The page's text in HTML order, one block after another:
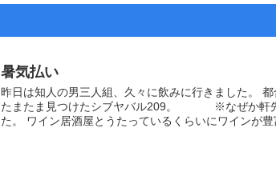
暑気払い
昨日は知人の男三人組、久々に飲みに行きました。
たまたま見つけたシブヤバル209。 ※なぜか軒先
た。 ワイン居酒屋とうたっているくらいにワインが豊